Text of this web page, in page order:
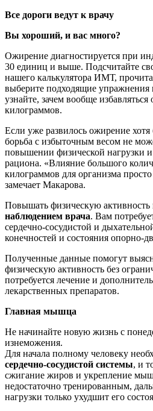
Все дороги ведут к врачу
Вы хороший, и вас много?
Ожирение диагностируется при
30 единиц и выше. Подсчитайте
нашего калькулятора ИМТ,
выберите подходящие упражнения
узнайте, зачем вообще
килограммов.
Если уже развилось ожирение
борьба с избыточным весом не
повышении физической нагрузки
рациона. «Влияние большого
килограммов для организма
замечает Макарова.
Повышать физическую активность
наблюдением врача. Вам
сердечно-сосудистой и
конечностей и состояния опорно-
Полученные данные помогут
физическую активность без
потребуется лечение и
лекарственных препаратов.
Главная мышца
Не начинайте новую жизнь с
изнеможения.
Для начала полному человеку
сердечно-сосудистой системы, и
сжигание жиров и укрепление
недостаточно тренированным,
нагрузки только ухудшит его